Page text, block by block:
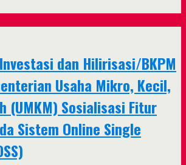
dan Hilirisasi/BKPM
Usaha Mikro, Kecil,
(UMKM) Sosialisasi Fitur
Sistem Online Single